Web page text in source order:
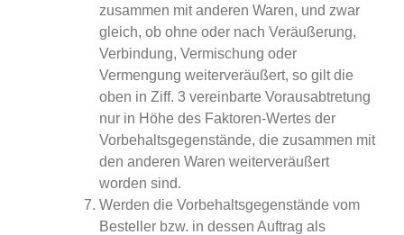
zusammen mit anderen Waren, und zwar
gleich, ob ohne oder nach Veräußerung,
Verbindung, Vermischung oder
Vermengung weiterveräußert, so gilt die
oben in Ziff. 3 vereinbarte Vorausabtretung
nur in Höhe des Faktoren-Wertes der
Vorbehaltsgegenstände, die zusammen mit
den anderen Waren weiterveräußert
worden sind.
Werden die Vorbehaltsgegenstände vom
Besteller bzw. in dessen Auftrag als